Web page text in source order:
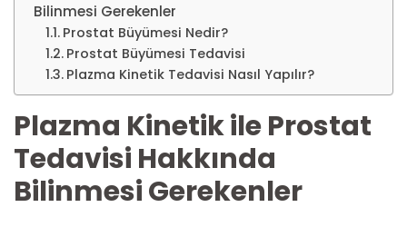
Bilinmesi Gerekenler
Prostat Büyümesi Nedir?
Prostat Büyümesi Tedavisi
Plazma Kinetik Tedavisi Nasıl Yapılır?
Plazma Kinetik ile Prostat
Tedavisi Hakkında
Bilinmesi Gerekenler